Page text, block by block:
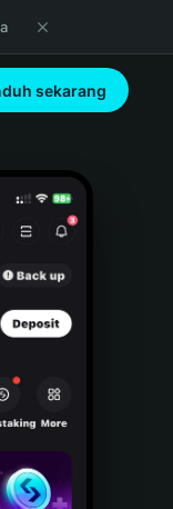
sekarang